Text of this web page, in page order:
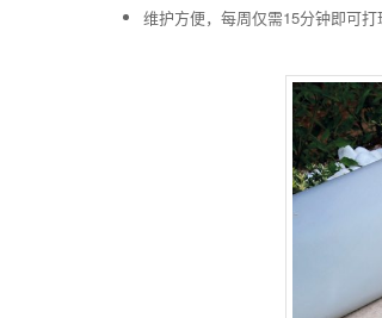
维护方便，每周仅需15分钟即可